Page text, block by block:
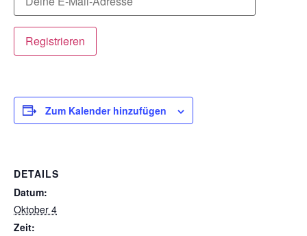
Zum Kalender hinzufügen
DETAILS
Datum:
Oktober 4
Zeit: